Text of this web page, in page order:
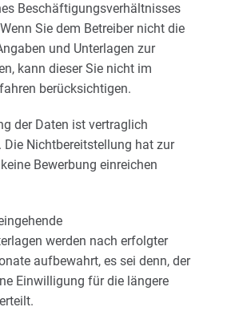
Beschäftigungsverhältnisses
Sie dem Betreiber nicht die
und Unterlagen zur
kann dieser Sie nicht im
berücksichtigen.
der Daten ist vertraglich
Die Nichtbereitstellung hat zur
Bewerbung einreichen
werden nach erfolgter
aufbewahrt, es sei denn, der
Einwilligung für die längere